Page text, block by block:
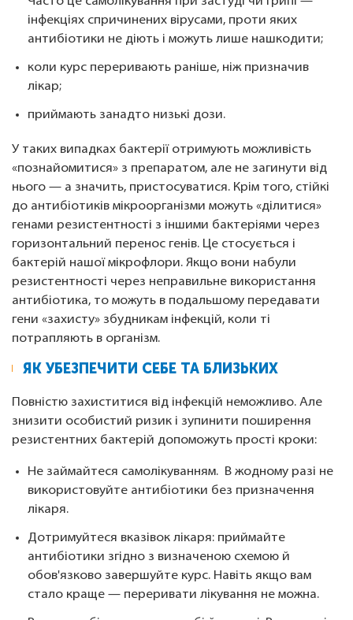
інфекціях спричинених вірусами, проти яких
антибіотики не діють і можуть лише нашкодити;
коли курс переривають раніше, ніж призначив
лікар;
приймають занадто низькі дози.
У таких випадках бактерії отримують можливість
«познайомитися» з препаратом, але не загинути від
нього — а значить, пристосуватися. Крім того, стійкі
до антибіотиків мікроорганізми можуть «ділитися»
генами резистентності з іншими бактеріями через
горизонтальний перенос генів. Це стосується і
бактерій нашої мікрофлори. Якщо вони набули
резистентності через неправильне використання
антибіотика, то можуть в подальшому передавати
гени «захисту» збудникам інфекцій, коли ті
потрапляють в організм.
ЯК УБЕЗПЕЧИТИ СЕБЕ ТА БЛИЗЬКИХ
Повністю захиститися від інфекцій неможливо. Але
знизити особистий ризик і зупинити поширення
резистентних бактерій допоможуть прості кроки:
Не займайтеся самолікуванням. В жодному разі не
використовуйте антибіотики без призначення
лікаря.
Дотримуйтеся вказівок лікаря: приймайте
антибіотики згідно з визначеною схемою й
обов'язково завершуйте курс. Навіть якщо вам
стало краще — переривати лікування не можна.